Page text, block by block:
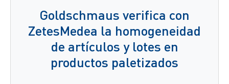
Goldschmaus verifica con
ZetesMedea la homogeneidad
de artículos y lotes en
productos paletizados